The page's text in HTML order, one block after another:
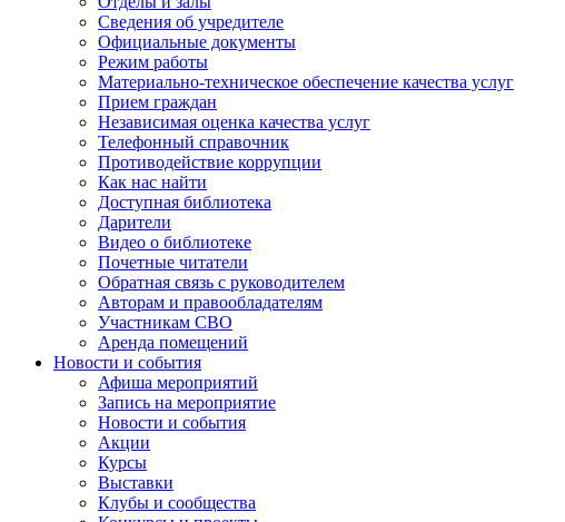
Сведения об учредителе
Официальные документы
Режим работы
Материально-техническое обеспечение качества услуг
Прием граждан
Независимая оценка качества услуг
Телефонный справочник
Противодействие коррупции
Как нас найти
Доступная библиотека
Дарители
Видео о библиотеке
Почетные читатели
Обратная связь с руководителем
Авторам и правообладателям
Участникам СВО
Аренда помещений
Новости и события
Афиша мероприятий
Запись на мероприятие
Новости и события
Акции
Курсы
Выставки
Клубы и сообщества